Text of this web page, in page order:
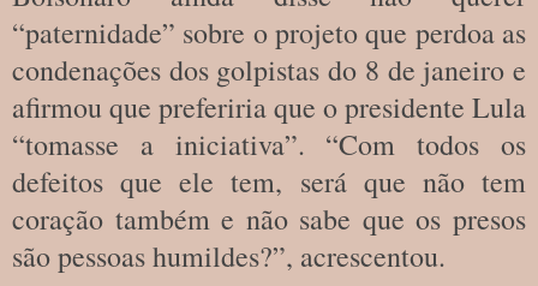
“paternidade” sobre o projeto que perdoa as
condenações dos golpistas do 8 de janeiro e
afirmou que preferiria que o presidente Lula
“tomasse a iniciativa”. “Com todos os
defeitos que ele tem, será que não tem
coração também e não sabe que os presos
são pessoas humildes?”, acrescentou.